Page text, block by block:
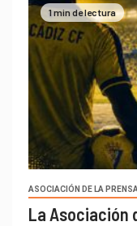
1 min de lectura
ASOCIACIÓN DE LA
La Asociación